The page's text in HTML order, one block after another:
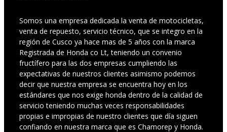
Somos una empresa dedicada la venta de motocicletas,
venta de repuesto, servicio técnico, que se integro en la
región de Cusco ya hace mas de 5 años con la marca
Registrada de Honda co Lt, teniendo un convenio
fructífero para las dos empresas cumpliendo las
expectativas de nuestros clientes asimismo podemos
decir que nuestra empresa se encuentra hoy en los
estándares que nos exige honda dentro de la calidad de
servicio teniendo muchas veces responsabilidades
propias e impropias de nuestro clientes que día siguen
confiando en nuestra marca que es Chamorep y Honda.